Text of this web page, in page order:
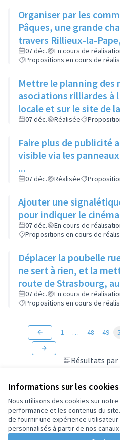
Informations sur les
Nous utilisons des cookies sur
performance et les contenus du
de fournir une expérience utilisateur
personnalisés à partir de nos
Organiser par les
Pâques, une grande
travers Rillieux-la-
connaître différents
07 déc.
En cours de
Propositions en cours de
Mettre le planning
asociations rilliardes à
locale et sur le site de
07 déc. Réalisée
Faire plus de publicité
visible via les
...
07 déc. Réalisée
Ajouter une
pour indiquer le cinéma
07 déc.
En cours de
Propositions en cours de
Déplacer la poubelle
ne sert à rien, et la
route de Strasbourg,
Jean Moulin, en face
construction
07 déc.
En cours de
Propositions en cours de
Résultats par
1 … 48 49
Conditions d'utilisation
Paramètres des cookies